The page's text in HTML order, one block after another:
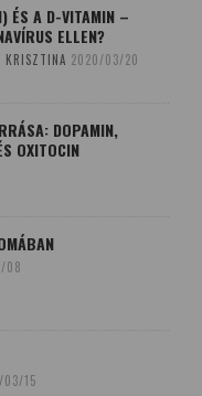
ÉS A D-VITAMIN –
ELLEN?
KRISZTINA 2020/03/20
DOPAMIN,
OXITOCIN
08
03/15